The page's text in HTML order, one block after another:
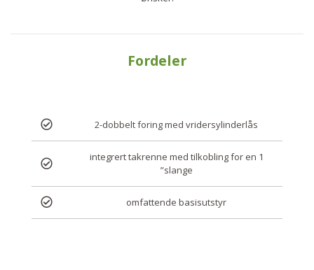
Fordeler
2-dobbelt foring med vridersylinderlås
integrert takrenne med tilkobling for en 1
”slange
omfattende basisutstyr